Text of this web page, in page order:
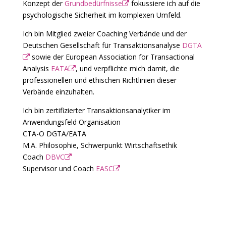
Konzept derGrundbedürfnisse
fokussiere ich auf die
psychologische Sicherheit im komplexen Umfeld.
Ich bin Mitglied zweier Coaching Verbände und der
Deutschen Gesellschaft für Transaktionsanalyse DGTA
sowie der European Association for Transactional
Analysis EATA
, und verpflichte mich damit, die
professionellen und ethischen Richtlinien dieser
Verbände einzuhalten.
Ich bin zertifizierter Transaktionsanalytiker im
Anwendungsfeld Organisation
CTA-O DGTA/EATA
M.A. Philosophie, Schwerpunkt Wirtschaftsethik
Coach DBVC
Supervisor und Coach EASC